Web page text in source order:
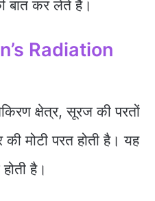
बात कर लेते हैं।
Radiation
क्षेत्र, सूरज की परतों
मोटी परत होती है। यह
है।